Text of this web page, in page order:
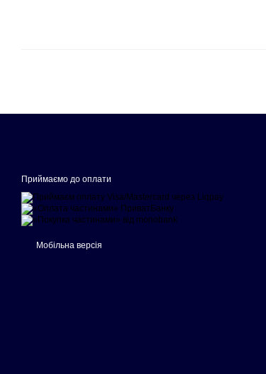
Приймаємо до оплати
Мобільна версія